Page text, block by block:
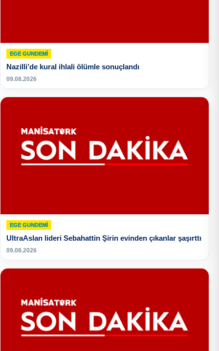
EGE GUNDEMİ
Nazilli’de kural ihlali ölümle sonuçlandı
09.08.2026
EGE GUNDEMİ
UltraAslan lideri Sebahattin Şirin evinden çıkanlar şaşırttı
09.08.2026